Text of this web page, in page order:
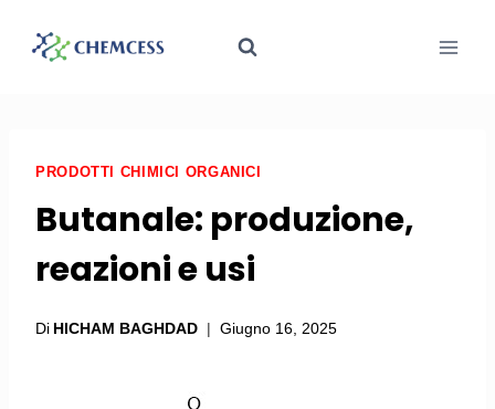
PRODOTTI CHIMICI ORGANICI
Butanale: produzione,
reazioni e usi
Di HICHAM BAGHDAD Giugno 16, 2025